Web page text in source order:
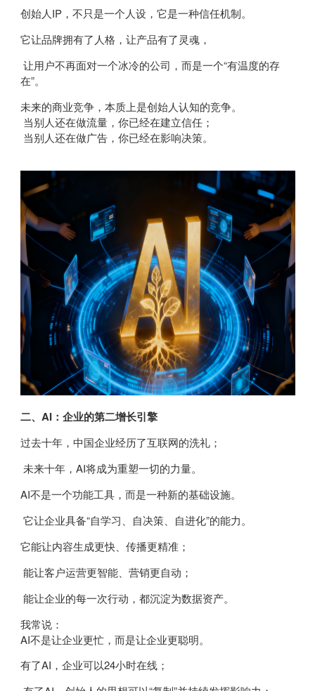
创始人IP，不只是一个人设，它是一种信任机制。
它让品牌拥有了人格，让产品有了灵魂，
让用户不再面对一个冰冷的公司，而是一个“有温度的存
在”。
未来的商业竞争，本质上是创始人认知的竞争。
当别人还在做流量，你已经在建立信任；
当别人还在做广告，你已经在影响决策。
二、AI：企业的第二增长引擎
过去十年，中国企业经历了互联网的洗礼；
未来十年，AI将成为重塑一切的力量。
AI不是一个功能工具，而是一种新的基础设施。
它让企业具备“自学习、自决策、自进化”的能力。
它能让内容生成更快、传播更精准；
能让客户运营更智能、营销更自动；
能让企业的每一次行动，都沉淀为数据资产。
我常说：
AI不是让企业更忙，而是让企业更聪明。
有了AI，企业可以24小时在线；